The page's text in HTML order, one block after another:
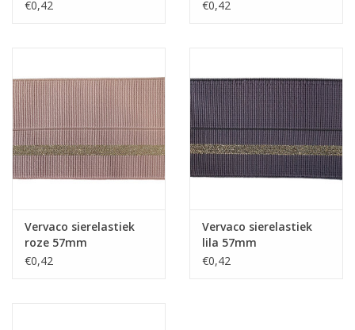
€0,42
€0,42
Vervaco sierelastiek
roze 57mm
€0,42
Vervaco sierelastiek
lila 57mm
€0,42